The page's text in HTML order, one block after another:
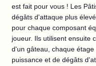
est fait pour vous ! Les
dégâts d'attaque plus
pour chaque composant
joueur. Ils utilisent ensuite
d'un gâteau, chaque
puissance et de dégâts